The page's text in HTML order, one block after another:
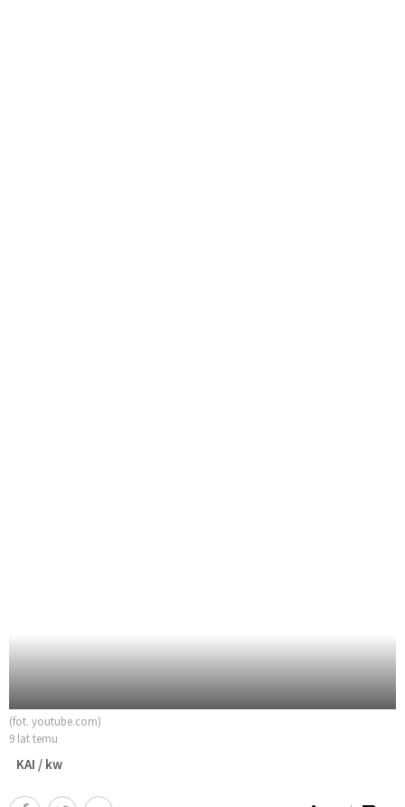
(fot. youtube.com)
9 lat temu
KAI / kw